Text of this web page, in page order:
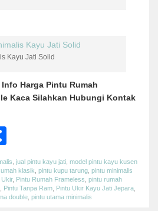
Kayu Jati Solid
Harga Pintu Rumah
Kaca Silahkan Hubungi Kontak
jual pintu kayu jati model pintu kayu kusen
klasik pintu kupu tarung pintu minimalis
Ukir, Pintu Rumah Frameless pintu rumah
Pintu Tanpa Ram Pintu Ukir Kayu Jati Jepara
double pintu utama minimalis